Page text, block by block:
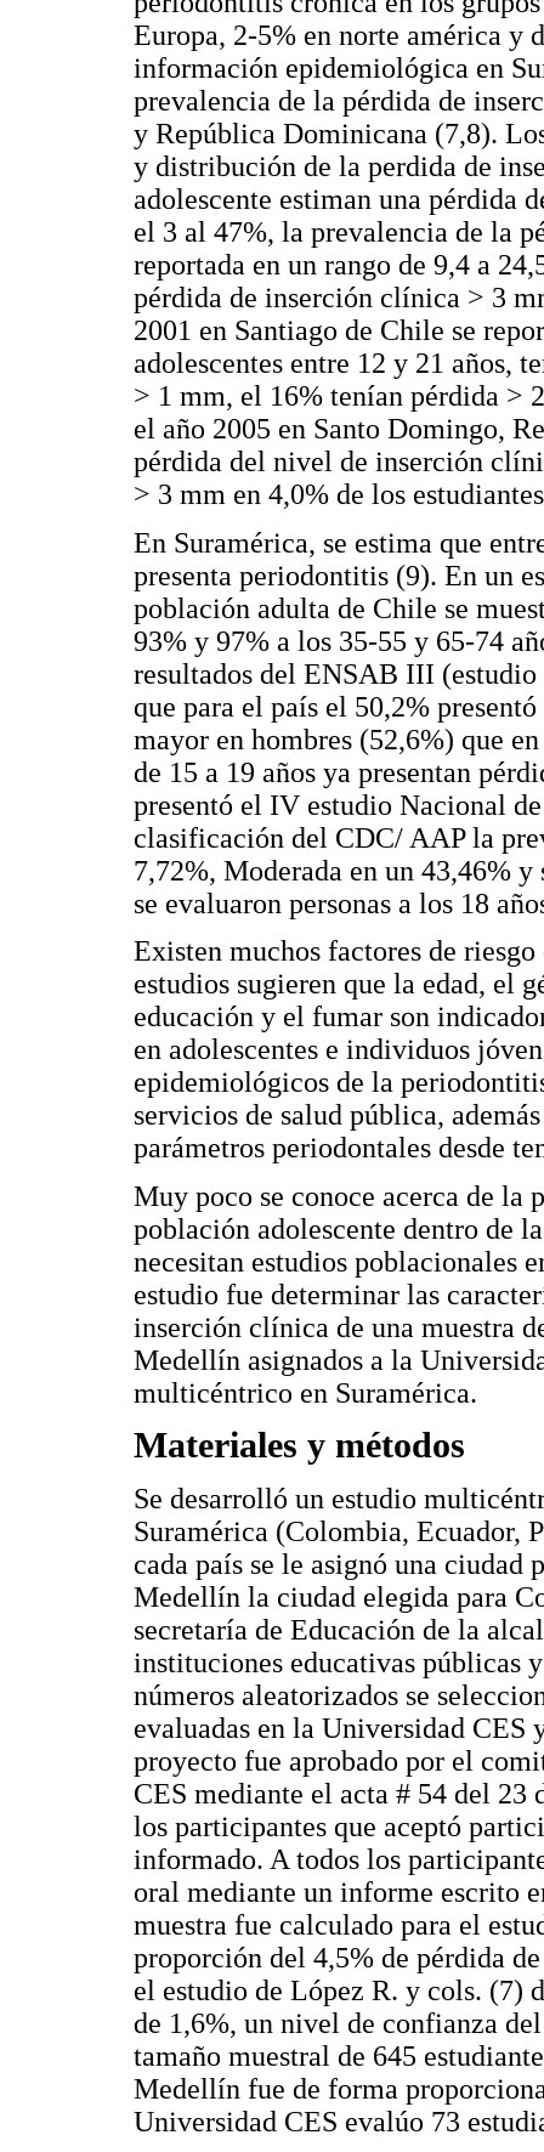
Europa, 2-5% en norte américa y
información epidemiológica en
prevalencia de la pérdida de
y República Dominicana (7,8).
y distribución de la perdida de
adolescente estiman una pérdida
el 3 al 47%, la prevalencia de la
reportada en un rango de 9,4 a
pérdida de inserción clínica > 3
2001 en Santiago de Chile se
adolescentes entre 12 y 21 años,
> 1 mm, el 16% tenían pérdida >
el año 2005 en Santo Domingo,
pérdida del nivel de inserción
> 3 mm en 4,0% de los
En Suramérica, se estima que
presenta periodontitis (9). En un
población adulta de Chile se
93% y 97% a los 35-55 y 65-74
resultados del ENSAB III
que para el país el 50,2%
mayor en hombres (52,6%) que
de 15 a 19 años ya presentan
presentó el IV estudio Nacional
clasificación del CDC/ AAP la
7,72%, Moderada en un 43,46%
se evaluaron personas a los 18
Existen muchos factores de
estudios sugieren que la edad, el
educación y el fumar son
en adolescentes e individuos
epidemiológicos de la
servicios de salud pública,
parámetros periodontales desde
Muy poco se conoce acerca de la
población adolescente dentro de
necesitan estudios poblacionales
estudio fue determinar las
inserción clínica de una muestra
Medellín asignados a la
multicéntrico en Suramérica.
Materiales y métodos
Se desarrolló un estudio
Suramérica (Colombia, Ecuador,
cada país se le asignó una ciudad
Medellín la ciudad elegida para
secretaría de Educación de la
instituciones educativas públicas
números aleatorizados se
evaluadas en la Universidad
proyecto fue aprobado por el
CES mediante el acta # 54 del 23
los participantes que aceptó
informado. A todos los
oral mediante un informe escrito
muestra fue calculado para el
proporción del 4,5% de pérdida
el estudio de López R. y cols. (7)
de 1,6%, un nivel de confianza
tamaño muestral de 645
Medellín fue de forma
Universidad CES evalúo 73